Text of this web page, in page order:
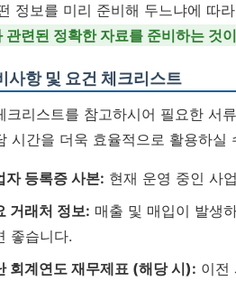
정보를 미리 준비해 두느냐에 따
관련된 정확한 자료를 준비하는 것
사항 및 요건 체크리스트
크리스트를 참고하시어 필요한 서
시간을 더욱 효율적으로 활용하실
자 등록증 사본: 현재 운영 중인 사
거래처 정보: 매출 및 매입이 발생
좋습니다.
회계연도 재무제표 (해당 시): 이전